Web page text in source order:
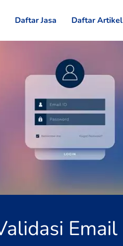
Daftar Jasa Daftar Artikel
Email